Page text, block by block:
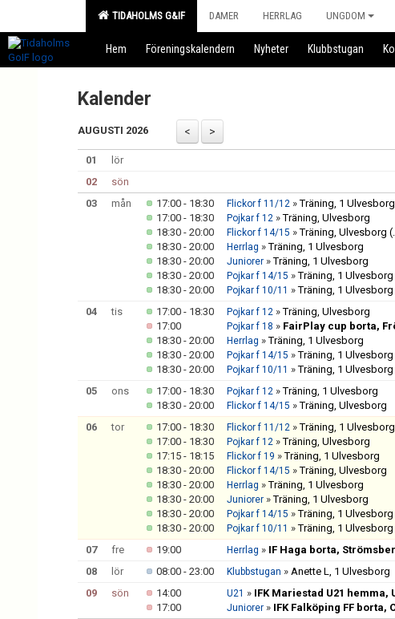
TIDAHOLMS G&IF DAMER HERRLAG UNGDOM
Hem Föreningskalendern Nyheter Klubbstugan
Kalender
AUGUSTI 2026
01
lör
02
sön
03
mån 17:00 - 18:30 Flickor f 11/12 »Träning, 1 Ulvesborg
17:00 - 18:30
Pojkar f 12 »Träning, Ulvesborg
18:30 - 20:00
Flickor f 14/15 »Träning, Ulvesborg
18:30 - 20:00
Herrlag »Träning, 1 Ulvesborg
18:30 - 20:00
Juniorer »Träning, 1 Ulvesborg
18:30 - 20:00
Pojkar f 14/15 »Träning, 1 Ulvesborg
18:30 - 20:00
Pojkar f 10/11 »Träning, 1 Ulvesborg
04
tis 17:00 - 18:30 Pojkar f 12 »Träning, Ulvesborg
17:00
Pojkar f 18 » FairPlay cup borta,
18:30 - 20:00
Herrlag »Träning, 1 Ulvesborg
18:30 - 20:00
Pojkar f 14/15 »Träning, 1 Ulvesborg
18:30 - 20:00
Pojkar f 10/11 »Träning, 1 Ulvesborg
05
ons 17:00 - 18:30 Pojkar f 12 »Träning, 1 Ulvesborg
18:30 - 20:00
Flickor f 14/15 »Träning, Ulvesborg
06
tor 17:00 - 18:30 Flickor f 11/12 »Träning, 1 Ulvesborg
17:00 - 18:30
Pojkar f 12 »Träning, Ulvesborg
17:15 - 18:15
Flickor f 19 »Träning, 1 Ulvesborg
18:30 - 20:00
Flickor f 14/15 »Träning, Ulvesborg
18:30 - 20:00
Herrlag »Träning, 1 Ulvesborg
18:30 - 20:00
Juniorer »Träning, 1 Ulvesborg
18:30 - 20:00
Pojkar f 14/15 »Träning, 1 Ulvesborg
18:30 - 20:00
Pojkar f 10/11 »Träning, 1 Ulvesborg
07
fre 19:00 Herrlag » IF Haga borta,
08
lör 08:00 - 23:00 Klubbstugan » Anette L, 1 Ulvesborg
09
sön 14:00 U21 » IFK Mariestad U21 hemma,
17:00
Juniorer » IFK Falköping FF borta,